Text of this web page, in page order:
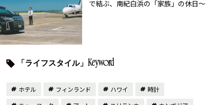
で結ぶ、南紀白浜の「家族」の休日～
「ライフスタイル」Keyword
ホテル フィンランド ハワイ
時計